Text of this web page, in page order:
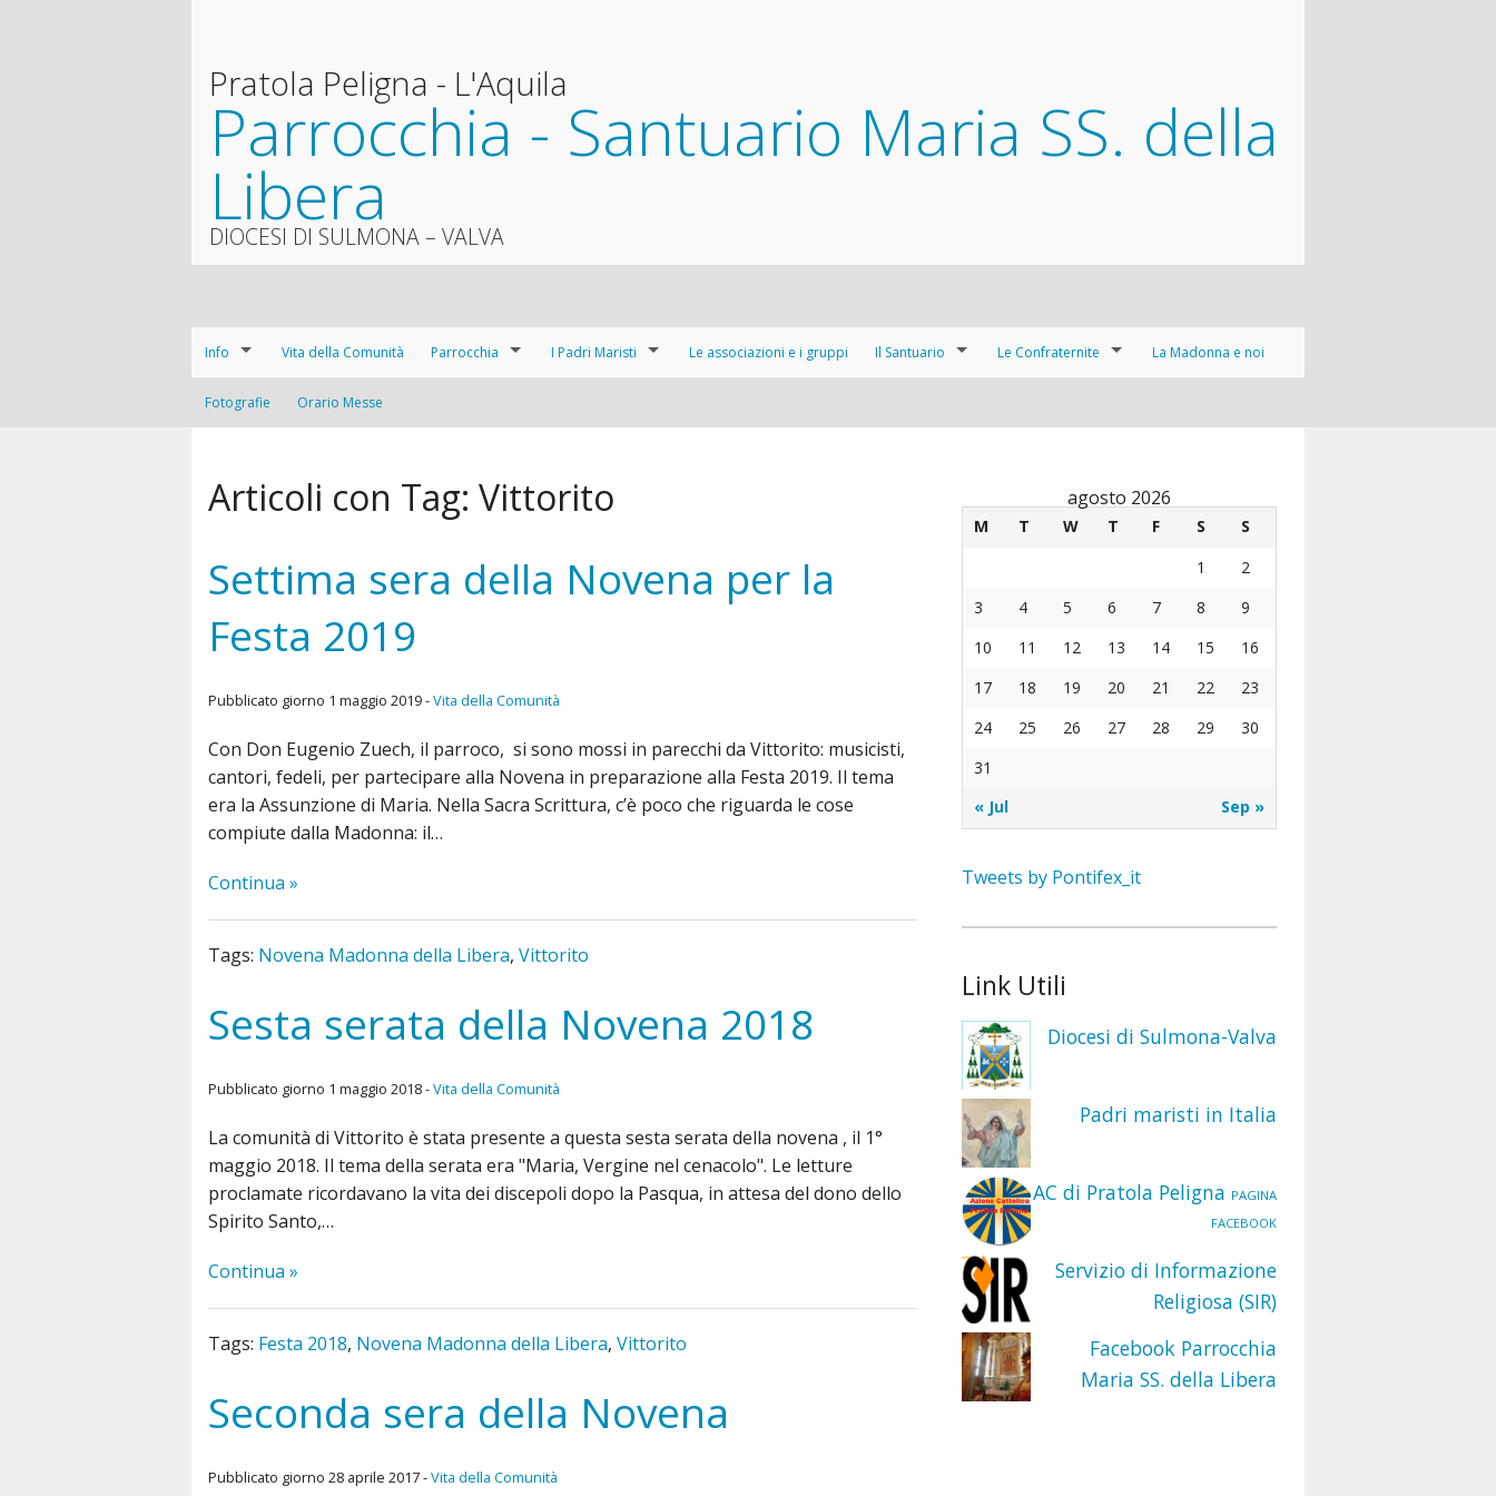
Pratola Peligna - L'Aquila
Parrocchia - Santuario Maria SS. della
Libera
DIOCESI DI SULMONA – VALVA
Info
La Parrocchia
Orario Messe
Organismi Pastorali
Attività
Vita della Comunità Parrocchia
I Sacramenti
I Padri Maristi Le associazioni e i gruppi Il Santuario Le Confraternite La Madonna e noi
Fotografie Orario Messe
Articoli con Tag: Vittorito
Settima sera della Novena per la
Festa 2019
Pubblicato giorno 1 maggio 2019 -Vita della Comunità
Con Don Eugenio Zuech, il parroco, si sono mossi in parecchi da Vittorito: musicisti,
cantori, fedeli, per partecipare alla Novena in preparazione alla Festa 2019. Il tema
era la Assunzione di Maria. Nella Sacra Scrittura, c’è poco che riguarda le cose
compiute dalla Madonna: il…
Continua »
Tags: Novena Madonna della Libera, Vittorito
Sesta serata della Novena 2018
Pubblicato giorno 1 maggio 2018 -Vita della Comunità
La comunità di Vittorito è stata presente a questa sesta serata della novena , il 1°
maggio 2018. Il tema della serata era "Maria, Vergine nel cenacolo". Le letture
proclamate ricordavano la vita dei discepoli dopo la Pasqua, in attesa del dono dello
Spirito Santo,…
Continua »
Tags: Festa 2018, Novena Madonna della Libera, Vittorito
Seconda sera della Novena
Pubblicato giorno 28 aprile 2017 -Vita della Comunità
agosto 2026
M T W T F S
S
1
2
3
4 5 6 7 8
9
10
11 12 13 14 15
16
17
18 19 20 21 22
23
24
25 26 27 28 29
30
31
« Jul
Sep »
Tweets by Pontifex_it
Link Utili
Diocesi di Sulmona-Valva
Padri maristi in Italia
AC di Pratola Peligna PAGINA
FACEBOOK
Servizio di Informazione
Religiosa (SIR)
Facebook Parrocchia
Maria SS. della Libera